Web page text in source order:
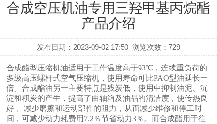
合成空压机油专用三羟甲基丙烷酯
产品介绍
发布日期：2023-09-02 17:50 浏览次数：729
合成酯型压缩机油适用于工作温度高于93℃，连续重负荷的
多级高压螺杆式空气压缩机，使用寿命可比PAO型油延长一
倍。合成酯油另一主要特点是残炭低，使用中抑制油泥、沉
淀和积炭的产生，提高了曲轴箱及油品的清洁度，使传热良
好 、减少磨擦和运动部件的阻力，从而减少维修和停工时
间，可减少动力耗费用7.2％节省动力3％。而合成酯用于往